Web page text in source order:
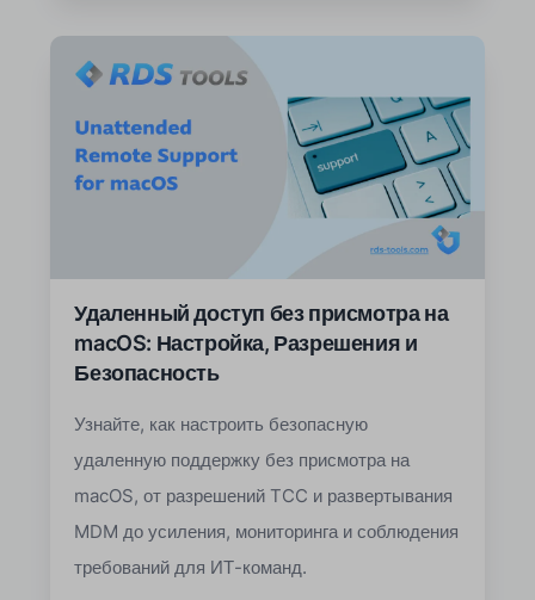
Удаленный доступ без присмотра на
macOS: Настройка, Разрешения и
Безопасность
Узнайте, как настроить безопасную
удаленную поддержку без присмотра на
macOS, от разрешений TCC и развертывания
MDM до усиления, мониторинга и соблюдения
требований для ИТ-команд.